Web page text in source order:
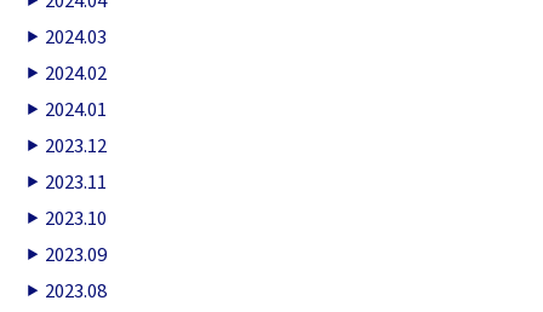
2024.03
2024.02
2024.01
2023.12
2023.11
2023.10
2023.09
2023.08